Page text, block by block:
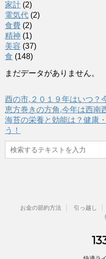
家計 (2)
電気代 (2)
食費 (2)
精神 (1)
美容 (37)
食 (148)
まだデータがありません。
酉の市,２０１９年はいつ？
恵方巻きの方角,今年は西南
海苔の栄養と効能は？健康
う！
お金の節約方法 引っ越し